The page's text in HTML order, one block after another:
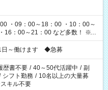
・09：00～18：00 ・10：00～
21：00 など多数！ ※お
ます
～働けます ◆急募
歴書不要 / 40～50代活躍中 / 副
シフト勤務 / 10名以上の大量募
キル不要